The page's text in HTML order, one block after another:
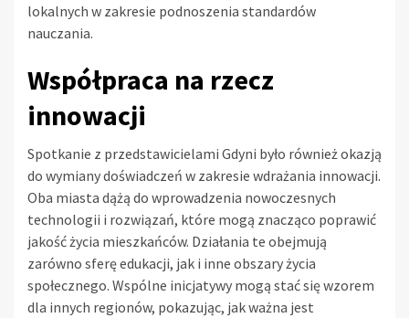
lokalnych w zakresie podnoszenia standardów
nauczania.
Współpraca na rzecz
innowacji
Spotkanie z przedstawicielami Gdyni było również okazją
do wymiany doświadczeń w zakresie wdrażania innowacji.
Oba miasta dążą do wprowadzenia nowoczesnych
technologii i rozwiązań, które mogą znacząco poprawić
jakość życia mieszkańców. Działania te obejmują
zarówno sferę edukacji, jak i inne obszary życia
społecznego. Wspólne inicjatywy mogą stać się wzorem
dla innych regionów, pokazując, jak ważna jest